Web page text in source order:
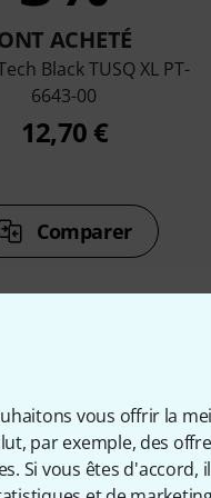
vous offrir la
par exemple, des
Si vous êtes
ACHETÉ
Black TUSQ XL PT-
6643-00
12,70 €
Comparer
articles